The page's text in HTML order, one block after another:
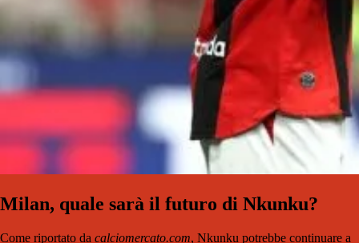
Milan, quale sarà il futuro di Nkunku?
Come riportato da calciomercato.com, Nkunku potrebbe continuare a